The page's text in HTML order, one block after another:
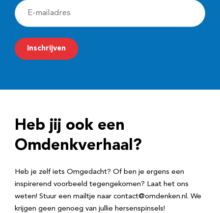
E
-
m
a
r
e
Inschrijven
Heb jij ook een
Omdenkverhaal?
Heb je zelf iets Omgedacht? Of ben je ergens een
inspirerend voorbeeld tegengekomen? Laat het ons
weten! Stuur een mailtje naar contact@omdenken.nl. We
krijgen geen genoeg van jullie hersenspinsels!